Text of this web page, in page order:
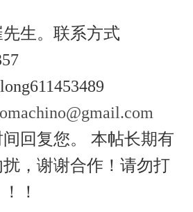
生。联系方式
回复您。 本帖长期有
，谢谢合作！请勿打
！